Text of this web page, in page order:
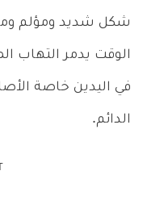
شكل شديد ومؤلم
الوقت يدمر التهاب
في اليدين خاصة
الدائم.